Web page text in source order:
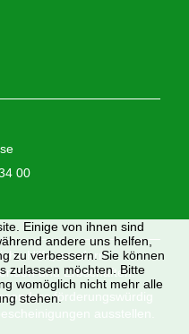
00
Hilfe, sondern
und Erbschaften.
förderungswürdig
ausstellen.
Einige von ihnen sind
andere uns helfen,
zu verbessern. Sie können
zulassen möchten. Bitte
womöglich nicht mehr alle
stehen.